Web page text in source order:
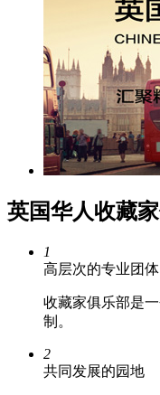
英国华人收藏
1
高层次的专业团体
收藏家俱乐部是
制。
2
共同发展的园地